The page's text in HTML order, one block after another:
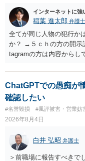
インターネットに強
稲葉 進太郎 弁護士
全てが同じ人物の犯行か
か？ →５ｃｈの方の開示
tagramの方は内容からし
いでしょう。７月中にア
ても失敗する可能性が高
合、相手に全ての弁護士
訴訟外の交渉で相手方が
訴訟で判決となった場合
められない場合があり何
ChatGPTでの愚痴が
確認したい
#名誉毀損 #風評被害・営業妨
2026年8月4日
白井 弘昭 弁護士
＞前職場に報告すべきで